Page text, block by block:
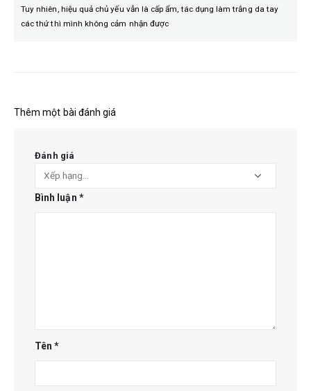
Tuy nhiên, hiệu quả chủ yếu vẫn là cấp ẩm, tác dụng làm trắng da tay
các thứ thì mình không cảm nhận được
Thêm một bài đánh giá
Đánh giá
Bình luận *
Tên*